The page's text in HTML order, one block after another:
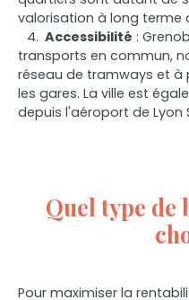
valorisation à long terme
Accessibilité :
transports en commun,
réseau de tramways et
les gares. La ville est
depuis l'aéroport de Lyon
Quel type
Pour maximiser la